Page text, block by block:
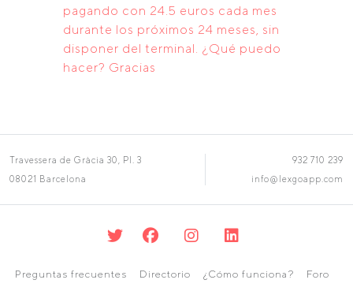
pagando con 24.5 euros cada mes
durante los próximos 24 meses, sin
disponer del terminal. ¿Qué puedo
hacer? Gracias
Travessera de Gràcia 30, Pl. 3
08021 Barcelona
932 710 239
info@lexgoapp.com
Preguntas frecuentes Directorio ¿Cómo funciona? Foro